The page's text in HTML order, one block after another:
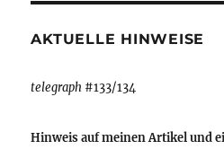
AKTUELLE HINWEISE
telegraph #133/134
Hinweis auf meinen Artikel und